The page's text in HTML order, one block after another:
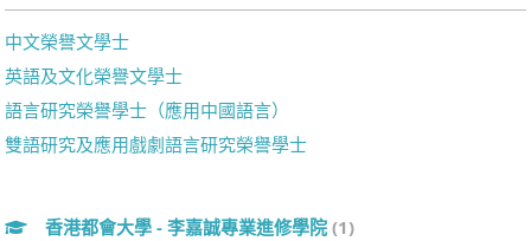
中文榮譽文學士
英語及文化榮譽文學士
語言研究榮譽學士（應用中國語言）
雙語研究及應用戲劇語言研究榮譽學士
香港都會大學 - 李嘉誠專業進修學院 (1)